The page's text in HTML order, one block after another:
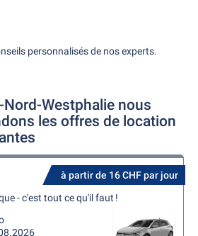
personnalisés de nos experts.
Nord-Westphalie nous
les offres de location
à partir de 16 CHF par jour
- c'est tout ce qu'il faut !